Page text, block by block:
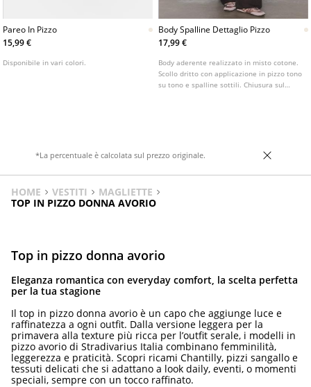
Pareo In Pizzo
15,99 €
Disponibile in vari colori.
Body Spalline Dettaglio Pizzo
17,99 €
Body aderente realizzato in misto cotone.
Scollo dritto con applicazione in pizzo tono
su tono e spalline sottili. Chiusura sul
*La percentuale è calcolata sul prezzo originale.
HOME VESTITI
MAGLIETTE
TOP IN PIZZO DONNA AVORIO
Top in pizzo donna avorio
Eleganza romantica con everyday comfort, la scelta perfetta
per la tua stagione
Il top in pizzo donna avorio è un capo che aggiunge luce e
raffinatezza a ogni outfit. Dalla versione leggera per la
primavera alla texture più ricca per l’outfit serale, i modelli in
pizzo avorio di Stradivarius Italia combinano femminilità,
leggerezza e praticità. Scopri ricami Chantilly, pizzi sangallo e
tessuti delicati che si adattano a look daily, eventi, o momenti
speciali, sempre con un tocco raffinato.